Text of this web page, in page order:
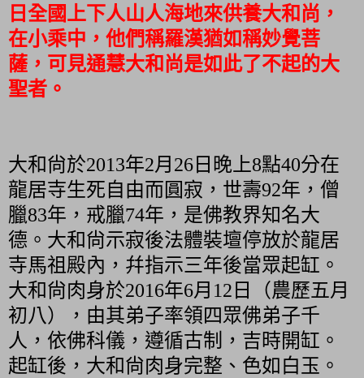
日全國上下人山人海地來供養大和尚，
在小乘中，他們稱羅漢猶如稱妙覺菩
薩，可見通慧大和尚是如此了不起的大
聖者。
大和尙於2013年2月 26 日晚上8點40分在
龍居寺生死自由而圓寂，世壽92年，僧
臘83年，戒臘74年，是佛教界知名大
德。大和尙示寂後法體裝壇停放於龍居
寺馬祖殿內，幷指示三年後當眾起缸。
大和尙肉身於2016年6月 12 日（農歷五月
初八），由其弟子率領四眾佛弟子千
人，依佛科儀，遵循古制，吉時開缸。
起缸後，大和尙肉身完整、色如白玉。